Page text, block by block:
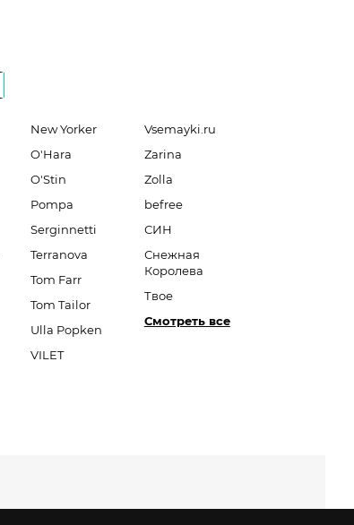
New Yorker
O'Hara
O'Stin
Pompa
Serginnetti
Terranova
Tom Farr
Tom Tailor
Ulla Popken
VILET
Vsemayki.ru
Zarina
Zolla
befree
СИН
Снежная
Королева
Твое
Смотреть все